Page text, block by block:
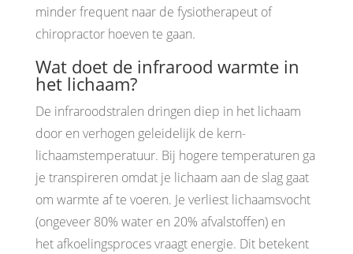
minder frequent naar de fysiotherapeut of
chiropractor hoeven te gaan.
Wat doet de infrarood warmte in
het lichaam?
De infraroodstralen dringen diep in het lichaam
door en verhogen geleidelijk de kern-
lichaamstemperatuur. Bij hogere temperaturen ga
je transpireren omdat je lichaam aan de slag gaat
om warmte af te voeren. Je verliest lichaamsvocht
(ongeveer 80% water en 20% afvalstoffen) en
het afkoelingsproces vraagt energie. Dit betekent